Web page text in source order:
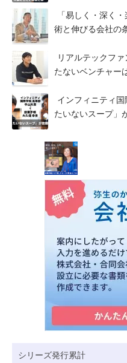
「易しく・深く
術と伸びる会社の
リアルテックフ
たないベンチャー
インフィニティ
たいないスープ」
シリーズ発行累計